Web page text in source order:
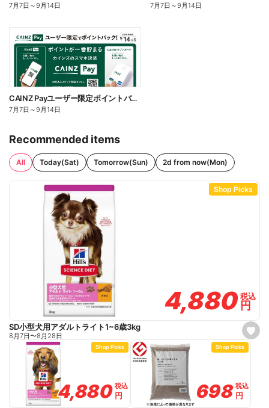
7月7日 ～9月14日 7月7日 ～9月14日
CAINZ Payユーザー限定ポイントバック!_DIY
7月7日 ～9月14日
Recommended items
All Today(Sat) Tomorrow(Sun) 2d from now(Mon)
s
e
Shop Picks
4,880
4,880税込
税込
円
円
SD小型犬用アダルトライト1~6歳3kg
8月7日〜8月28日
Shop Picks
4,880
4,880税込
税込
円
円
Shop Picks
698
698 税込
税込
円
円